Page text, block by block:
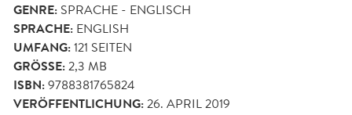
GENRE: SPRACHE - ENGLISCH
SPRACHE: ENGLISH
UMFANG:121 SEITEN
GRÖSSE: 2,3 MB
ISBN:9788381765824
VERÖFFENTLICHUNG:26. APRIL 2019